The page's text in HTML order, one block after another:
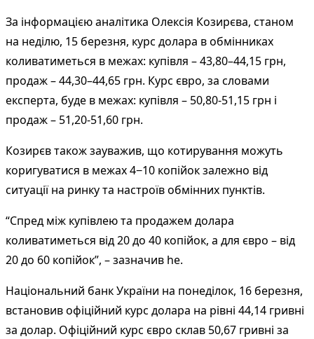
За інформацією аналітика Олексія Козирєва, станом
на неділю, 15 березня, курс долара в обмінниках
коливатиметься в межах: купівля – 43,80–44,15 грн,
продаж – 44,30–44,65 грн. Курс євро, за словами
експерта, буде в межах: купівля – 50,80-51,15 грн і
продаж – 51,20-51,60 грн.
Козирєв також зауважив, що котирування можуть
коригуватися в межах 4−10 копійок залежно від
ситуації на ринку та настроїв обмінних пунктів.
“Спред між купівлею та продажем долара
коливатиметься від 20 до 40 копійок, а для євро – від
20 до 60 копійок”, – зазначив he.
Національний банк України на понеділок, 16 березня,
встановив офіційний курс долара на рівні 44,14 гривні
за долар. Офіційний курс євро склав 50,67 гривні за